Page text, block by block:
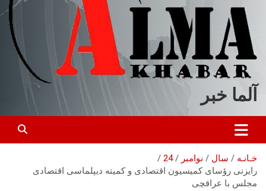
آلما خبر
خـانـه سال نوامبر
24
رایزنی رؤسای کمیسیون اقتصادی و کمیته دیپلماسی اقتصادی
مجلس با عراقچی